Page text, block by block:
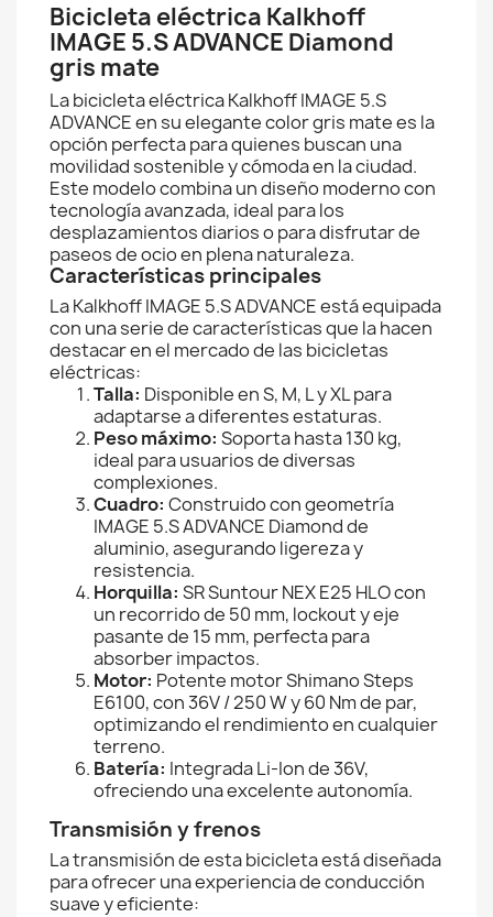
Bicicleta eléctrica Kalkhoff
IMAGE 5.S ADVANCE Diamond
gris mate
La bicicleta eléctrica Kalkhoff IMAGE 5.S
ADVANCE en su elegante color gris mate es la
opción perfecta para quienes buscan una
movilidad sostenible y cómoda en la ciudad.
Este modelo combina un diseño moderno con
tecnología avanzada, ideal para los
desplazamientos diarios o para disfrutar de
paseos de ocio en plena naturaleza.
Características principales
La Kalkhoff IMAGE 5.S ADVANCE está equipada
con una serie de características que la hacen
destacar en el mercado de las bicicletas
eléctricas:
Talla: Disponible en S, M, L y XL para
adaptarse a diferentes estaturas.
Peso máximo: Soporta hasta 130 kg,
ideal para usuarios de diversas
complexiones.
Cuadro: Construido con geometría
IMAGE 5.S ADVANCE Diamond de
aluminio, asegurando ligereza y
resistencia.
Horquilla: SR Suntour NEX E25 HLO con
un recorrido de 50 mm, lockout y eje
pasante de 15 mm, perfecta para
absorber impactos.
Motor: Potente motor Shimano Steps
E6100, con 36V / 250 W y 60 Nm de par,
optimizando el rendimiento en cualquier
terreno.
Batería: Integrada Li-Ion de 36V,
ofreciendo una excelente autonomía.
Transmisión y frenos
La transmisión de esta bicicleta está diseñada
para ofrecer una experiencia de conducción
suave y eficiente: